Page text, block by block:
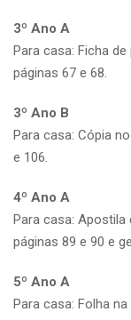
3º Ano A
Para casa: Ficha
páginas 67 e 68.
3º Ano B
Para casa: Cópia
e 106.
4º Ano A
Para casa: Apostila
páginas 89 e 90 e
5º Ano A
Para casa: Folha na